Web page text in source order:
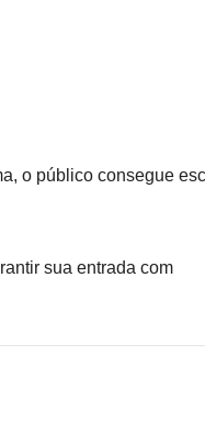
o público consegue
sua entrada com